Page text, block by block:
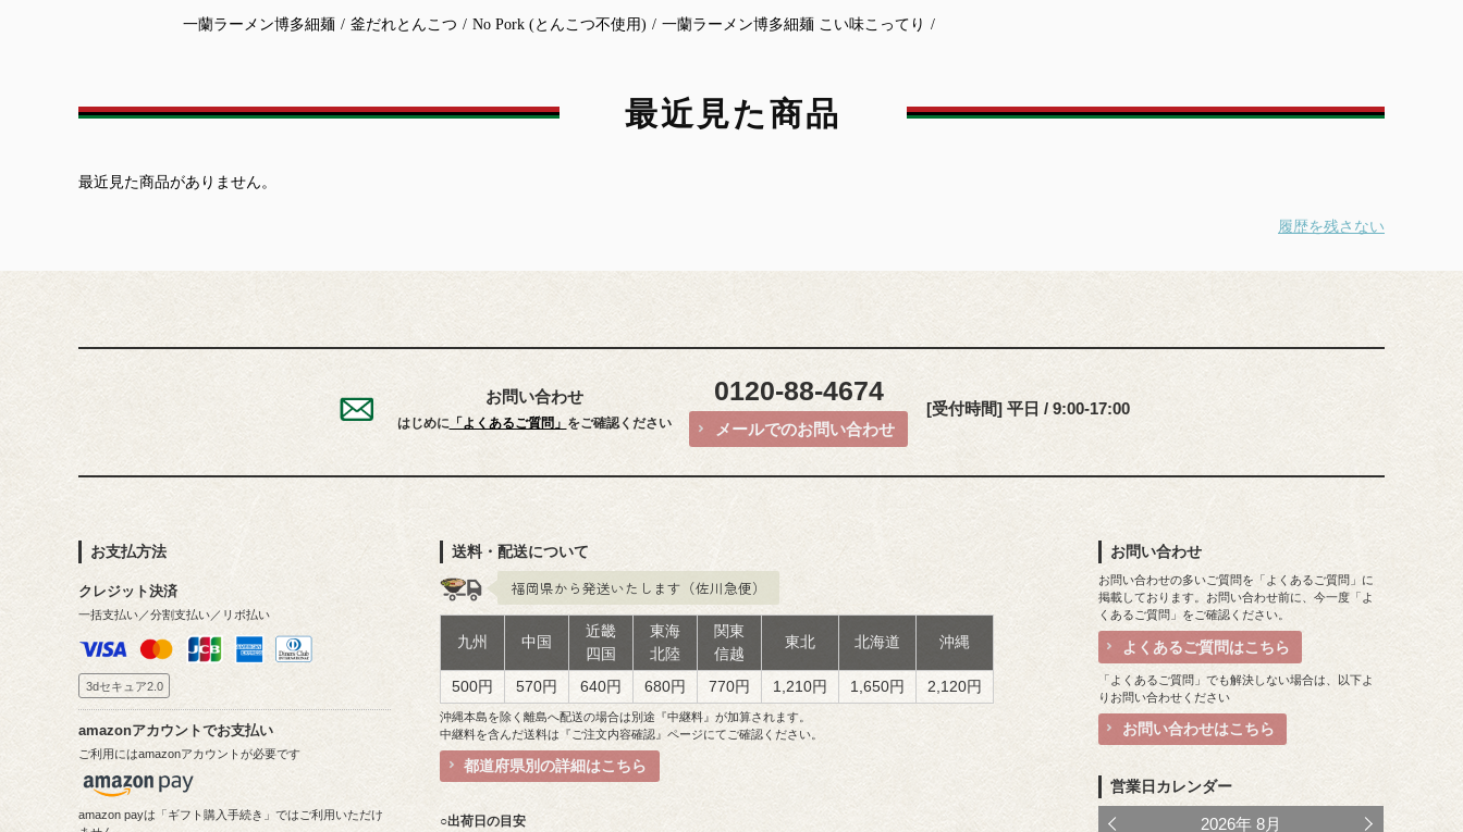
一蘭ラーメン博多細麺 / 釜だれとんこつ / No Pork (とんこつ不使用) / 一蘭ラーメン博多細麺 こい味こってり /
最近見た商品
最近見た商品がありません。
履歴を残さない
お問い合わせ
はじめに「よくあるご質問」 をご確認ください
0120-88-4674
メールでのお問い合わせ
[受付時間] 平日 / 9:00-17:00
お支払方法
クレジット決済
一括支払い／分割支払い／リボ払い
3dセキュア2.0
amazonアカウントでお支払い
ご利用にはamazonアカウントが必要です
amazon payは「ギフト購入手続き」ではご利用いただけ
送料・配送について
福岡県から発送いたします（佐川急便）
九州 中国
近畿
四国
東海
北陸
関東
信越
東北 北海道 沖縄
500円 570円 640円 680円 770円 1,210円 1,650円 2,120円
沖縄本島を除く離島へ配送の場合は別途『中継料』が加算されます。
中継料を含んだ送料は『ご注文内容確認』ページにてご確認ください。
都道府県別の詳細はこちら
○出荷日の目安
お問い合わせ
お問い合わせの多いご質問を「よくあるご質問」に
掲載しております。お問い合わせ前に、今一度「よ
くあるご質問」をご確認ください。
よくあるご質問はこちら
「よくあるご質問」でも解決しない場合は、以下よ
りお問い合わせください
お問い合わせはこちら
営業日カレンダー
2026年 8月